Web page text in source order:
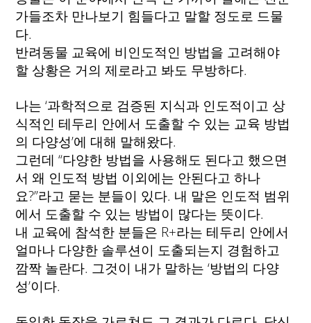
가들조차 만나보기 힘들다고 말할 정도로 드물
다.
반려동물 교육에 비인도적인 방법을 고려해야
할 상황은 거의 제로라고 봐도 무방하다.
나는 ‘과학적으로 검증된 지식과 인도적이고 상
식적인 테두리 안에서 도출할 수 있는 교육 방법
의 다양성’에 대해 말해왔다.
그런데 “다양한 방법을 사용해도 된다고 했으면
서 왜 인도적 방법 이외에는 안된다고 하나
요?”라고 묻는 분들이 있다. 내 말은 인도적 범위
에서 도출할 수 있는 방법이 많다는 뜻이다.
내 교육에 참석한 분들은 R+라는 테두리 안에서
얼마나 다양한 솔루션이 도출되는지 경험하고
깜짝 놀란다. 그것이 내가 말하는 ‘방법의 다양
성’이다.